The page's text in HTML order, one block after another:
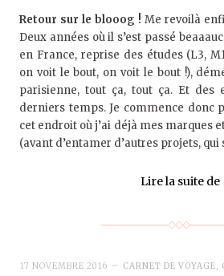
Retour sur le blooog ! Me revoilà
Deux années où il s’est passé
en France, reprise des études (L3,
on voit le bout, on voit le bout !),
parisienne, tout ça, tout ça. Et des
derniers temps. Je commence donc
cet endroit où j’ai déjà mes marques
(avant d’entamer d’autres projets, qui
Lire la suite de
17 NOVEMBRE 2016 CARNET DE VOYAGE,